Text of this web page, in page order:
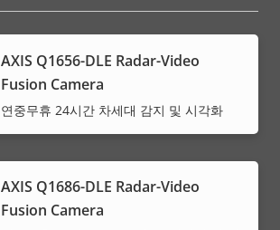
AXIS Q1656-DLE Radar-Video
Fusion Camera
연중무휴 24시간 차세대 감지 및 시각화
AXIS Q1686-DLE Radar-Video
Fusion Camera